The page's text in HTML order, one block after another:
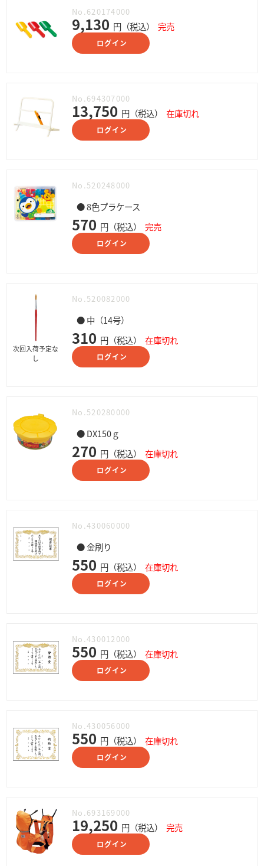
No.620174000
9,130 円（税込） 完売
ログイン
No.694307000
13,750 円（税込） 在庫切れ
ログイン
No.520248000
● 8色プラケース
570 円（税込） 完売
ログイン
次回入荷予定な
し
No.520082000
● 中（14号）
310 円（税込） 在庫切れ
ログイン
No.520280000
● DX150ｇ
270 円（税込） 在庫切れ
ログイン
No.430060000
● 金刷り
550 円（税込） 在庫切れ
ログイン
No.430012000
550 円（税込） 在庫切れ
ログイン
No.430056000
550 円（税込） 在庫切れ
ログイン
No.693169000
19,250 円（税込） 完売
ログイン